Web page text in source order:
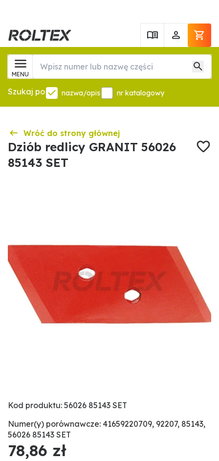
MENU
Szukaj po nazwa/opis nr katalogowy
Wróć do strony głównej
Dziób redlicy GRANIT 56026
85143 SET
Kod produktu: 56026 85143 SET
Numer(y) porównawcze: 41659220709, 92207, 85143,
56026 85143 SET
78,86 zł